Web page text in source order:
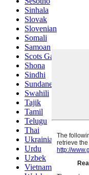
Sinhala
Slovak
Slovenian
Somali
Samoan
Scots Gaelic
Shona
Sindhi
Sundanese
Swahili
Tajik
Tamil
Telugu
Thai
Ukrainian
Urdu
Uzbek
Vietnamese